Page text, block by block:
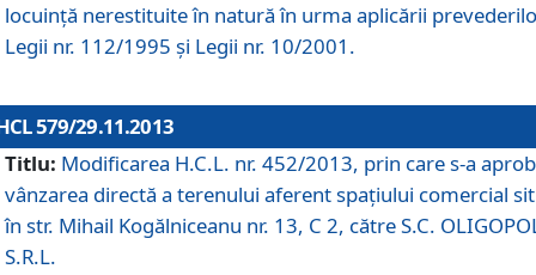
locuinţă nerestituite în natură în urma aplicării
Legii nr. 112/1995 şi Legii nr. 10/2001.
579/29.11.2013
Titlu: Modificarea H.C.L. nr. 452/2013, prin care s-a
vânzarea directă a terenului aferent spaţiului comercial
în str. Mihail Kogălniceanu nr. 13, C 2, către S.C.
S.R.L.